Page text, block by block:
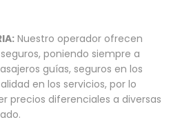
Nuestro operador ofrecen
poniendo siempre a
guías, seguros en los
en los servicios, por lo
precios diferenciales a diversas